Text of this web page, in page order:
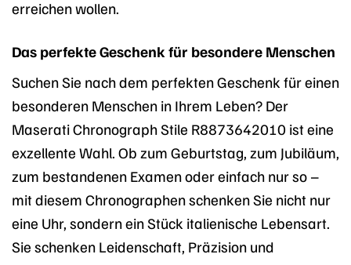
erreichen wollen.
Das perfekte Geschenk für besondere Menschen
Suchen Sie nach dem perfekten Geschenk für einen
besonderen Menschen in Ihrem Leben? Der
Maserati Chronograph Stile R8873642010 ist eine
exzellente Wahl. Ob zum Geburtstag, zum Jubiläum,
zum bestandenen Examen oder einfach nur so –
mit diesem Chronographen schenken Sie nicht nur
eine Uhr, sondern ein Stück italienische Lebensart.
Sie schenken Leidenschaft, Präzision und